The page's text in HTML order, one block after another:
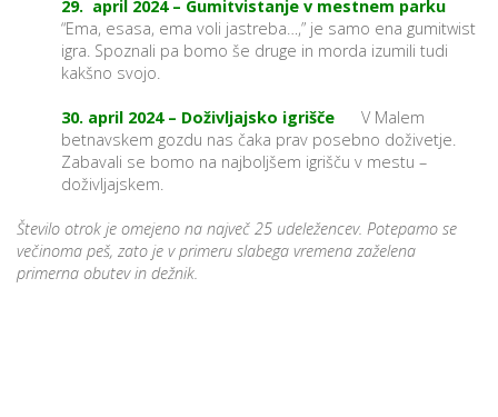
29. april 2024 – Gumitvistanje v mestnem parku
“Ema, esasa, ema voli jastreba…,” je samo ena gumitwist
igra. Spoznali pa bomo še druge in morda izumili tudi
kakšno svojo.
30. april 2024 – Doživljajsko igrišče V Malem
betnavskem gozdu nas čaka prav posebno doživetje.
Zabavali se bomo na najboljšem igrišču v mestu –
doživljajskem.
Število otrok je omejeno na največ 25 udeležencev. Potepamo se
večinoma peš, zato je v primeru slabega vremena zaželena
primerna obutev in dežnik.